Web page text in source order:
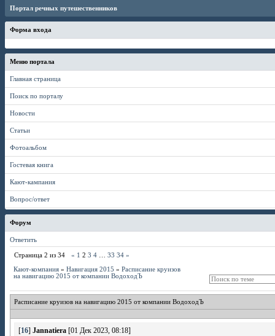
Портал речных путешественников
Форма входа
Меню портала
Главная страница
Поиск по порталу
Новости
Статьи
Фотоальбом
Гостевая книга
Кают-кампания
Вопрос/ответ
Форум
Ответить
Страница 2 из 34 « 1 2 3 4 33 34 »
Кают-компания » Навигация 2015 » Расписание круизов
на навигацию 2015 от компании ВодоходЪ
Расписание круизов на навигацию 2015 от компании ВодоходЪ
16 Jannatiera [01 Дек 2023, 08:18]